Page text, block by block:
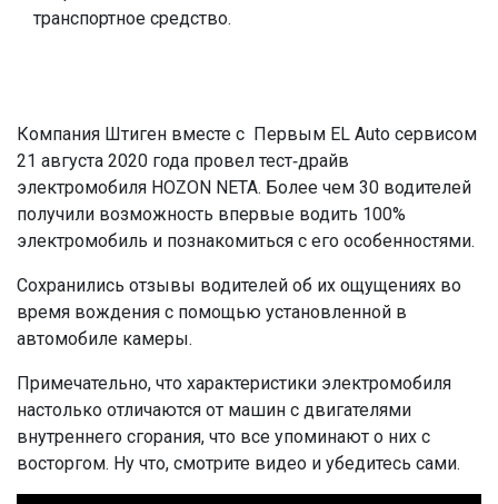
транспортное средство.
Компания Штиген вместе с Первым EL Auto сервисом
21 августа 2020 года провел тест-драйв
электромобиля HOZON NETA. Более чем 30 водителей
получили возможность впервые водить 100%
электромобиль и познакомиться с его особенностями.
Сохранились отзывы водителей об их ощущениях во
время вождения с помощью установленной в
автомобиле камеры.
Примечательно, что характеристики электромобиля
настолько отличаются от машин с двигателями
внутреннего сгорания, что все упоминают о них с
восторгом. Ну что, смотрите видео и убедитесь сами.